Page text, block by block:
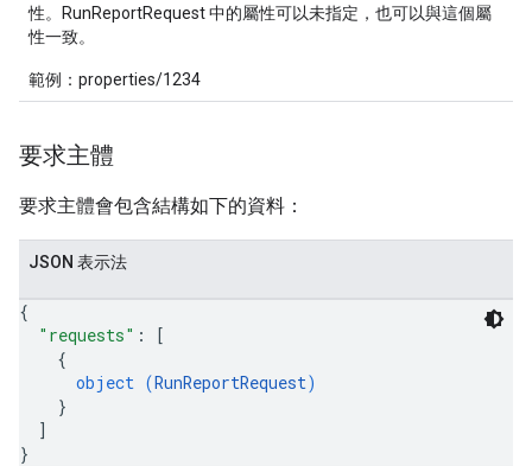
性。RunReportRequest 中的屬性可以未指定，也可以與這個屬
性一致。
範例：properties/1234
要求主體
要求主體會包含結構如下的資料：
JSON 表示法
{
"requests" :
[
{
object (RunReportRequest)
}
]
}